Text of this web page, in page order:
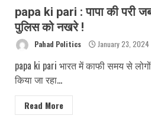
papa ki pari : पापा की परी
पुलिस को नखरे !
Pahad Politics January 23, 2024
papa ki pari भारत में काफी समय से
किया जा रहा...
Read More